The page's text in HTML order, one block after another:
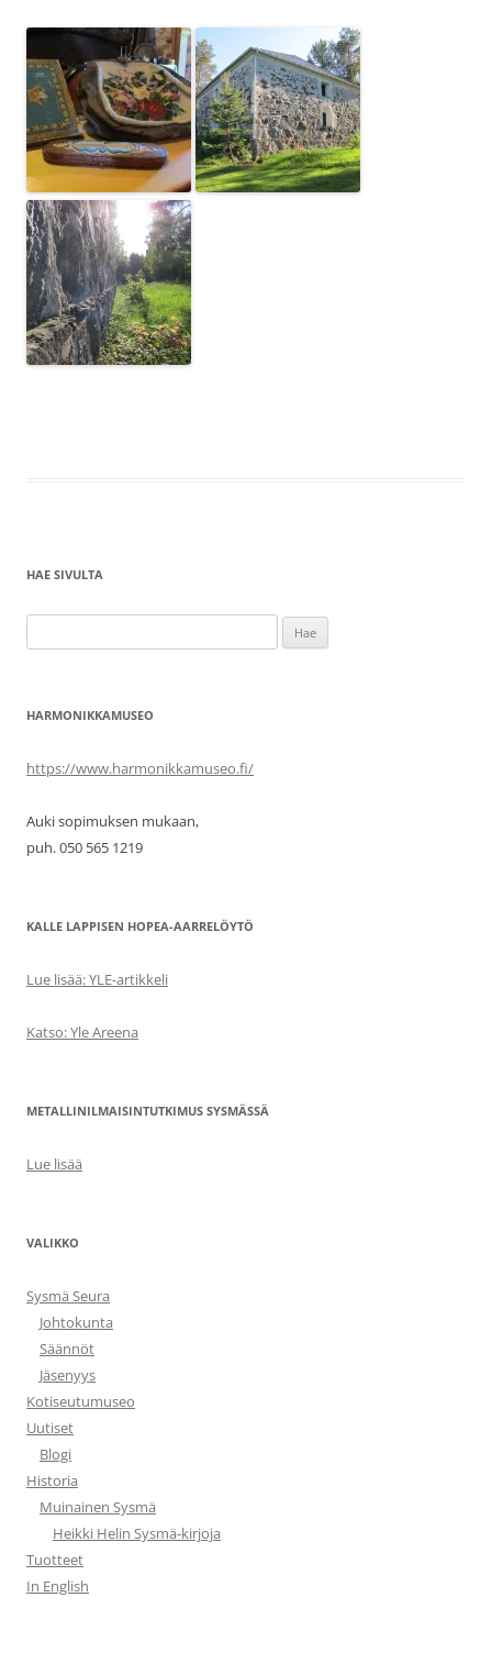
HAE SIVULTA
HARMONIKKAMUSEO
https://www.harmonikkamuseo.fi/
Auki sopimuksen mukaan,
puh. 050 565 1219
KALLE LAPPISEN HOPEA-AARRELÖYTÖ
Lue lisää: YLE-artikkeli
Katso: Yle Areena
METALLINILMAISINTUTKIMUS SYSMÄSSÄ
Lue lisää
VALIKKO
Sysmä Seura
Johtokunta
Säännöt
Jäsenyys
Kotiseutumuseo
Uutiset
Blogi
Historia
Muinainen Sysmä
Heikki Helin Sysmä-kirjoja
Tuotteet
In English